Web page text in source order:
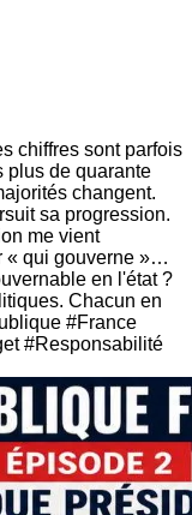
chiffres sont parfois
plus de quarante
changent.
sa progression.
me vient
« qui gouverne »…
en l'état ?
Chacun en
#France
#Responsabilité